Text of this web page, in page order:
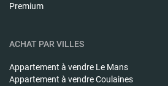
Premium
ACHAT PAR VILLES
Appartement à vendre Le Mans
Appartement à vendreCoulaines